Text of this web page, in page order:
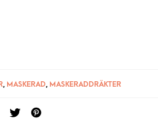
, MASKERAD, MASKERADDRÄKTER